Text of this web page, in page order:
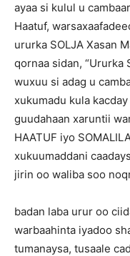
ayaa si kulul u
Haatuf,
ururka SOLJA Xasan
qornaa sidan, “Ururka
wuxuu si adag u
xukumadu kula
guudahaan xaruntii
HAATUF iyo
xukuumaddani
jirin oo waliba soo
badan laba urur oo
warbaahinta iyadoo
tumanaysa, tusaale